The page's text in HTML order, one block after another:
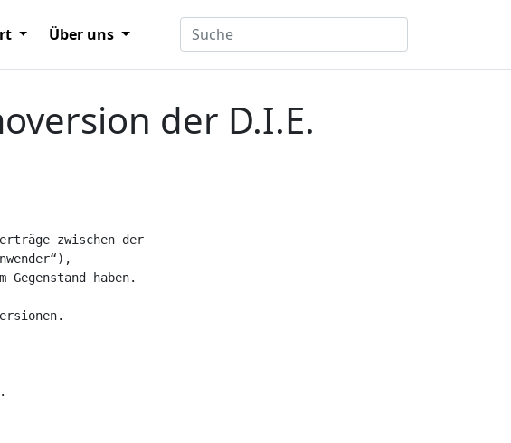
Über uns
der D.I.E.
zwischen der
haben.